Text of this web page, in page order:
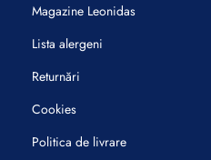
Magazine Leonidas
Lista alergeni
Returnări
Cookies
Politica de livrare